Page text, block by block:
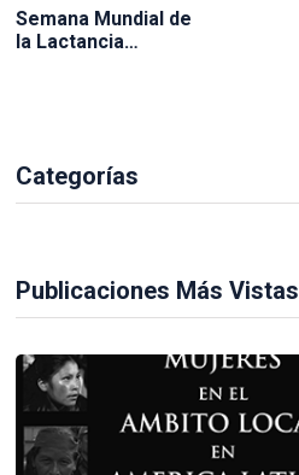
Semana Mundial de
la Lactancia
Categorías
Publicaciones Más Vistas